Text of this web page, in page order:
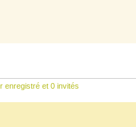
enregistré et 0 invités